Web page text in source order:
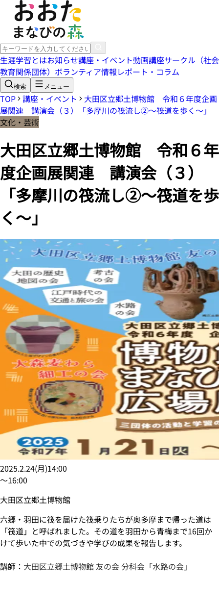
生涯学習とはお知らせ講座・イベント動画講座サークル（社会
教育関係団体） ボランティア情報レポート・コラム
検索 メニュー
TOP 講座・イベント
大田区立郷土博物館 令和６年度企画
展関連 講演会（３）「多摩川の筏流し②～筏道を歩く～」
文化・芸術
大田区立郷土博物館 令和６年
度企画展関連 講演会（３）
「多摩川の筏流し②～筏道を歩
く～」
2025.2.24(月)14:00
〜16:00
大田区立郷土博物館
六郷・羽田に筏を届けた筏乗りたちが奥多摩まで帰った道は
「筏道」と呼ばれました。その道を羽田から青梅まで16回か
けて歩いた中での気づきや学びの成果を報告します。
講師： 大田区立郷土博物館 友の会 分科会「水路の会」